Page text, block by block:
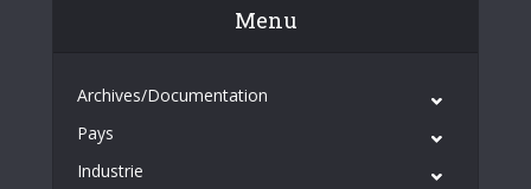
Menu
Archives/Documentation
Pays
Industrie